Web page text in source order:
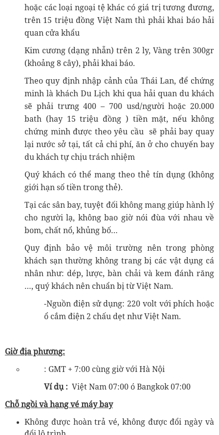
hoặc các loại ngoại tệ khác có giá trị tương đương,
trên 15 triệu đồng Việt Nam thì phải khai báo hải
quan cửa khẩu
Kim cương (dạng nhẫn) trên 2 ly, Vàng trên 300gr
(khoảng 8 cây), phải khai báo.
Theo quy định nhập cảnh của Thái Lan, để chứng
minh là khách Du Lịch khi qua hải quan du khách
sẽ phải trưng 400 – 700 usd/người hoặc 20.000
bath (hay 15 triệu đồng ) tiền mặt, nếu không
chứng minh được theo yêu cầu sẽ phải bay quay
lại nước sở tại, tất cả chi phí, ăn ở cho chuyến bay
du khách tự chịu trách nhiệm
Quý khách có thể mang theo thẻ tín dụng (không
giới hạn số tiền trong thẻ).
Tại các sân bay, tuyệt đối không mang giúp hành lý
cho người lạ, không bao giờ nói đùa với nhau về
bom, chất nổ, khủng bố…
Quy định bảo vệ môi trường nên trong phòng
khách sạn thường không trang bị các vật dụng cá
nhân như: dép, lược, bàn chải và kem đánh răng
…, quý khách nên chuẩn bị từ Việt Nam.
-Nguồn điện sử dụng: 220 volt với phích hoặc
ổ cắm điện 2 chấu dẹt như Việt Nam.
Giờ địa phương:
: GMT + 7:00 cùng giờ với Hà Nội
Ví dụ : Việt Nam 07:00 ó Bangkok 07:00
Chỗ ngồi và hạng vé máy bay
Không được hoàn trả vé, không được đổi ngày và
đổi lộ trình.